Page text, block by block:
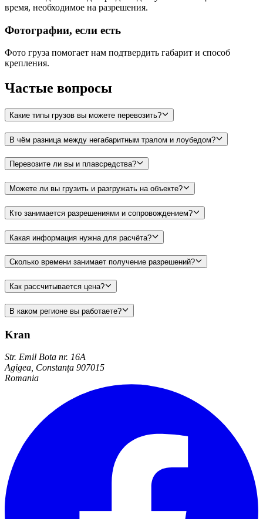
время, необходимое на разрешения.
Фотографии, если есть
Фото груза помогает нам подтвердить габарит и способ
крепления.
Частые вопросы
Какие типы грузов вы можете перевозить?
В чём разница между негабаритным тралом и лоубедом?
Перевозите ли вы и плавсредства?
Можете ли вы грузить и разгружать на объекте?
Кто занимается разрешениями и сопровождением?
Какая информация нужна для расчёта?
Сколько времени занимает получение разрешений?
Как рассчитывается цена?
В каком регионе вы работаете?
Kran
Str. Emil Bota nr. 16A
Agigea, Constanța 907015
Romania